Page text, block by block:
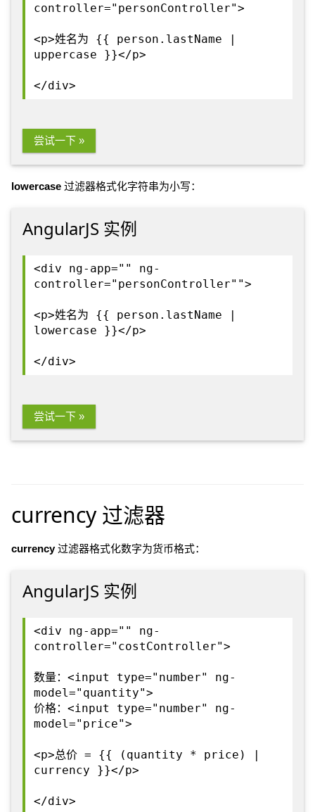
controller="personController">
<p>姓名为 {{ person.lastName |
uppercase }}</p>
</div>
尝试一下 »
lowercase 过滤器格式化字符串为小写：
AngularJS 实例
<div ng-app="" ng-
controller="personController"">
<p>姓名为 {{ person.lastName |
lowercase }}</p>
</div>
尝试一下 »
currency 过滤器
currency过滤器格式化数字为货币格式：
AngularJS 实例
<div ng-app="" ng-
controller="costController">
数量：<input type="number" ng-
model="quantity">
价格：<input type="number" ng-
model="price">
<p>总价 = {{ (quantity * price) |
currency }}</p>
</div>